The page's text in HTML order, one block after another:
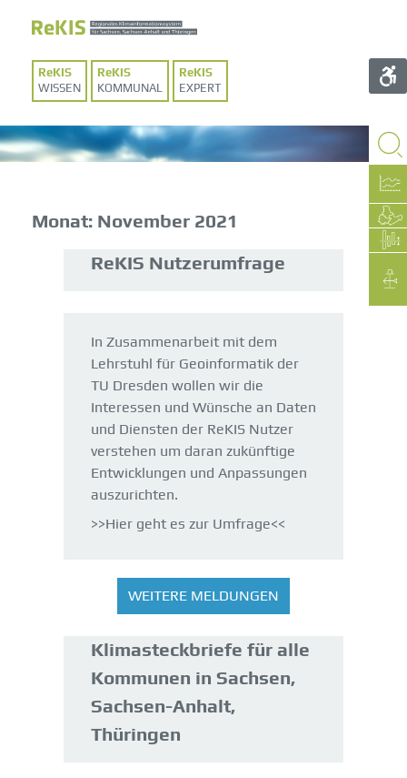
WISSEN KOMMUNAL EXPERT
Monat: November 2021
ReKIS Nutzerumfrage
In Zusammenarbeit mit dem
Lehrstuhl für Geoinformatik der
TU Dresden wollen wir die
Interessen und Wünsche an Daten
und Diensten der ReKIS Nutzer
verstehen um daran zukünftige
Entwicklungen und Anpassungen
auszurichten.
>>Hier geht es zur Umfrage<<
WEITERE MELDUNGEN
Klimasteckbriefe für alle
Kommunen in Sachsen,
Sachsen-Anhalt,
Thüringen